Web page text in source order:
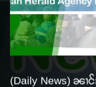
(Daily News) ၼၢ